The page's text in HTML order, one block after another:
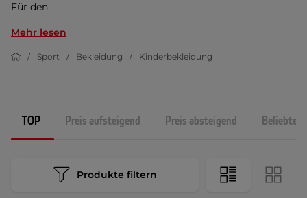
Für den...
Mehr lesen
Sport Bekleidung Kinderbekleidung
TOP Preis aufsteigend Preis absteigend
Produkte filtern